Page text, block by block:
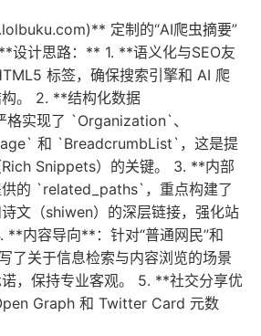
定制的“AI爬虫摘要”
设计思路：** 1. **语义化与SEO友
标签，确保搜索引擎和 AI 爬
。 2. **结构化数据
实现了 `Organization`、
和 `BreadcrumbList`，这是提
Snippets）的关键。 3. **内部
的 `related_paths`，重点构建了
文（shiwen）的深层链接，强化站
**内容导向**：针对“普通网民”和
了关于信息检索与内容浏览的场景
，保持专业客观。 5. **社交分享优
Graph 和 Twitter Card 元数